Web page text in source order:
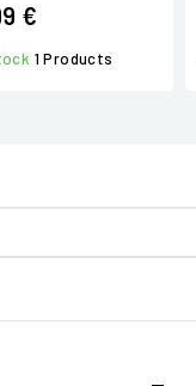
€
1 Products